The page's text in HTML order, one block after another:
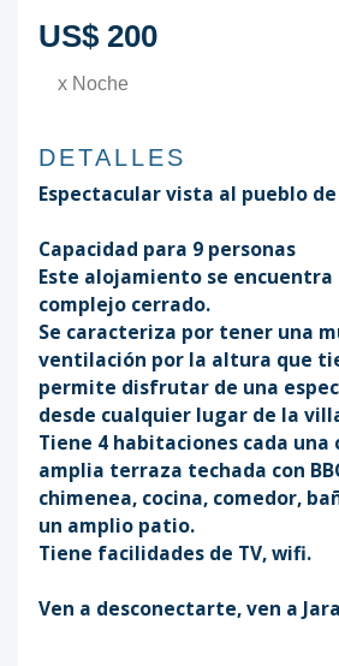
US$ 200
x Noche
DETALLES
Espectacular vista al pueblo de
Capacidad para 9 personas
Este alojamiento se
complejo cerrado.
Se caracteriza por tener una
ventilación por la altura que
permite disfrutar de una
desde cualquier lugar de la
Tiene 4 habitaciones cada una
amplia terraza techada con
chimenea, cocina, comedor,
un amplio patio.
Tiene facilidades de TV, wifi.
Ven a desconectarte, ven a